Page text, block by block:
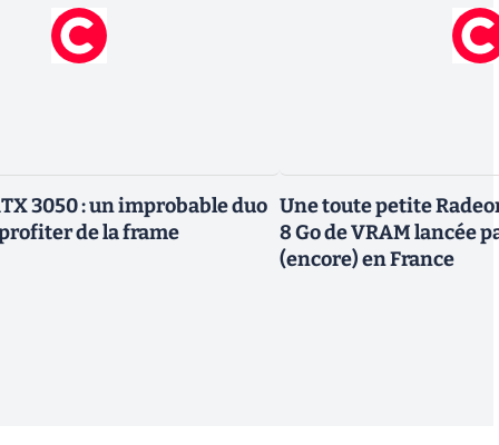
3050 : un improbable duo
de la frame
Une toute petite
8 Go de VRAM lancée
(encore) en France